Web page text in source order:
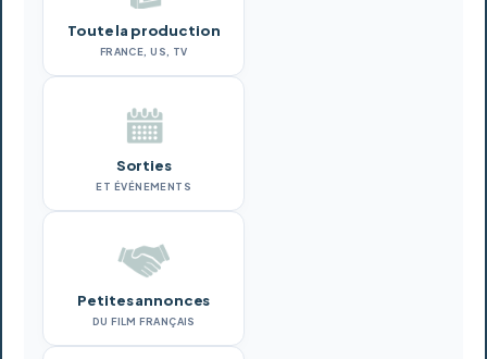
Toute la production
FRANCE, US, TV
Sorties
ET ÉVÉNEMENTS
Petites annonces
DU FILM FRANÇAIS